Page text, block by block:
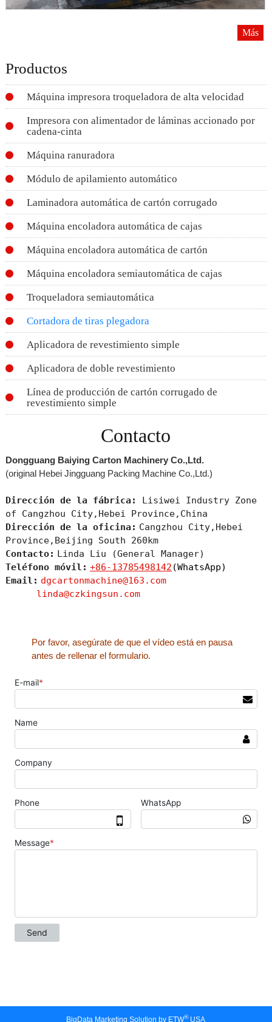
Más
Productos
Máquina impresora troqueladora de alta velocidad
Impresora con alimentador de láminas accionado por
cadena-cinta
Máquina ranuradora
Módulo de apilamiento automático
Laminadora automática de cartón corrugado
Máquina encoladora automática de cajas
Máquina encoladora automática de cartón
Máquina encoladora semiautomática de cajas
Troqueladora semiautomática
Cortadora de tiras plegadora
Aplicadora de revestimiento simple
Aplicadora de doble revestimiento
Línea de producción de cartón corrugado de
revestimiento simple
Contacto
Dongguang Baiying Carton Machinery Co.,Ltd.
(original Hebei Jingguang Packing Machine Co.,Ltd.)
Dirección de la fábrica:
Lisiwei Industry Zone
of Cangzhou City,Hebei Province,China
Dirección de la oficina: Cangzhou City,Hebei
Province,Beijing South 260km
Contacto: Linda Liu (General Manager)
Teléfono móvil: +86-13785498142 (WhatsApp)
Email: dgcartonmachine@163.com
linda@czkingsun.com
Por favor, asegúrate de que el vídeo está en pausa
antes de rellenar el formulario.
BigData Marketing Solution by ETW®USA